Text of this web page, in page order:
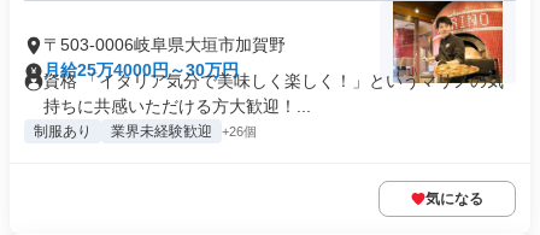
〒503-0006岐阜県大垣市加賀野
月給25万4000円～30万円
資格 「イタリア気分で美味しく楽しく！」というマリノの気
持ちに共感いただける方大歓迎！...
制服あり 業界未経験歓迎 +26個
気になる